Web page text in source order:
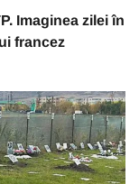
Imaginea zilei în
francez